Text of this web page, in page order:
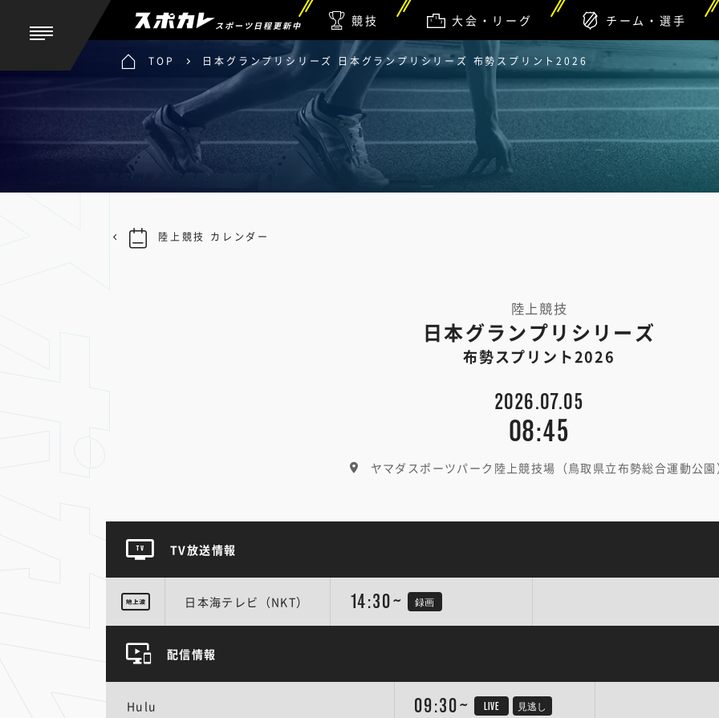
スポーツ日程更新中 競技 大会・リーグ チーム・選手
TOP 日本グランプリシリーズ 日本グランプリシリーズ 布勢スプリント2026
陸上競技
日本グランプリシリーズ
布勢スプリント2026
2026.07.05
08:45
ヤマダスポーツパーク陸上競技場（鳥取県立布勢総合運動公
陸上競技 カレンダー
TV放送情報
日本海テレビ（NKT） 14:30~ 録画
配信情報
Hulu 09:30~ LIVE 見逃し